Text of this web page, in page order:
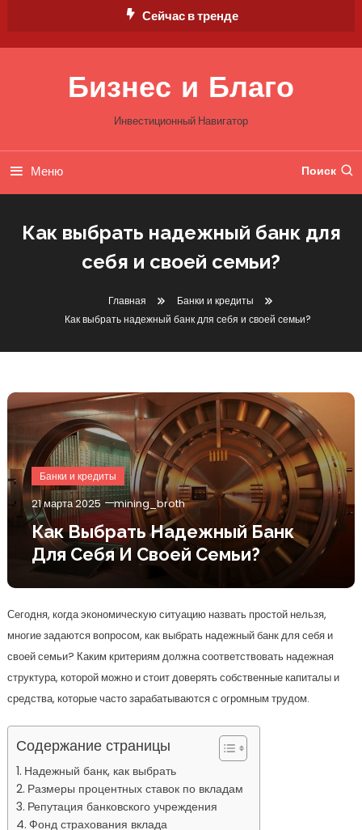
Сейчас в тренде
Бизнес и Благо
Инвестиционный Навигатор
Меню Поиск
Как выбрать надежный банк для
себя и своей семьи?
Главная
Банки и кредиты
Как выбрать надежный банк для себя и своей семьи?
Банки и кредиты
21 марта 2025 mining_broth
Как Выбрать Надежный Банк
Для Себя И Своей Семьи?
Сегодня, когда экономическую ситуацию назвать простой нельзя,
многие задаются вопросом, как выбрать надежный банк для себя и
своей семьи? Каким критериям должна соответствовать надежная
структура, которой можно и стоит доверять собственные капиталы и
средства, которые часто зарабатываются с огромным трудом.
Содержание страницы
Надежный банк, как выбрать
Размеры процентных ставок по вкладам
Репутация банковского учреждения
Фонд страхования вклада